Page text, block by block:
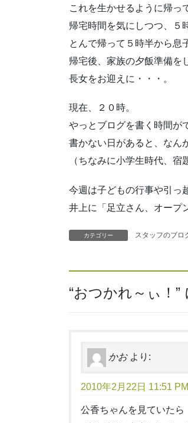
これを生かせるように帰っ
帰宅時間を気にしつつ、５
とんで帰って５時半から息
帰宅後、家族の夕飯準備を
長女をお迎えに・・・。
現在、２０時。
やっとブログを書く時間が
書かない日があると、なん
（ちなみに小学生時代、宿
今週は子どもの行事や引っ
井上に「足立さん、オープ
カテゴリー スタッフのブロ
“おつかれ～ぃ！ ”
かお より:
2010年2月22日 11:51 PM
公香ちゃんを見ていたら